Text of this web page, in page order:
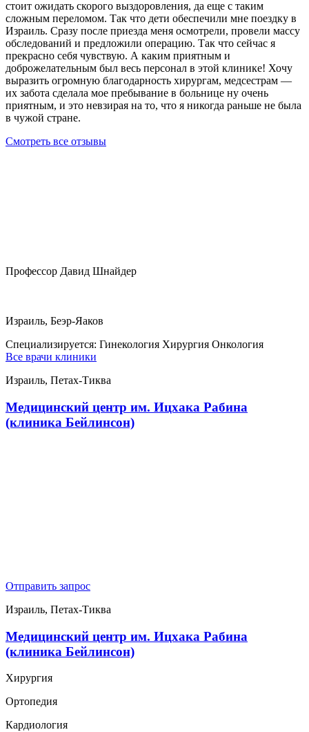
стоит ожидать скорого выздоровления, да еще с таким
сложным переломом. Так что дети обеспечили мне поездку в
Израиль. Сразу после приезда меня осмотрели, провели массу
обследований и предложили операцию. Так что сейчас я
прекрасно себя чувствую. А каким приятным и
доброжелательным был весь персонал в этой клинике! Хочу
выразить огромную благодарность хирургам, медсестрам —
их забота сделала мое пребывание в больнице ну очень
приятным, и это невзирая на то, что я никогда раньше не была
в чужой стране.
Смотреть все отзывы
Профессор Давид Шнайдер
Израиль, Беэр-Яаков
Специализируется: Гинекология Хирургия Онкология
Все врачи клиники
Израиль, Петах-Тиква
Медицинский центр им. Ицхака Рабина
(клиника Бейлинсон)
Отправить запрос
Израиль, Петах-Тиква
Медицинский центр им. Ицхака Рабина
(клиника Бейлинсон)
Хирургия
Ортопедия
Кардиология